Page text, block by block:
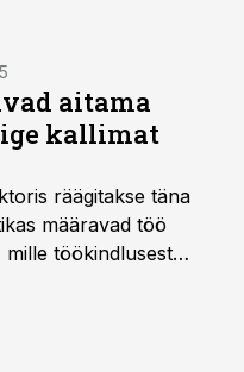
aitama
kallimat
räägitakse täna
määravad töö
mille töökindlusest